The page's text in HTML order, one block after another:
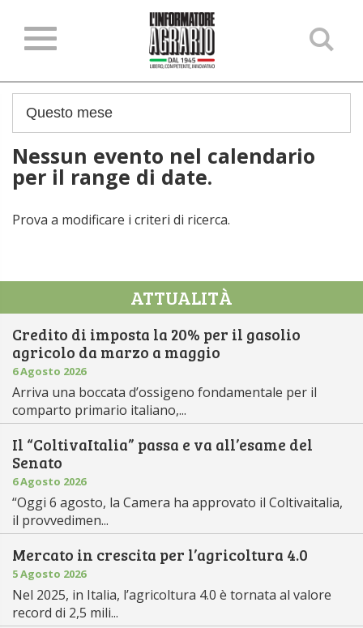
Nessun evento nel calendario
per il range di date.
Prova a modificare i criteri di ricerca.
ATTUALITÀ
Credito di imposta la 20% per il gasolio
agricolo da marzo a maggio
6 Agosto 2026
Arriva una boccata d’ossigeno fondamentale per il
comparto primario italiano,...
Il “ColtivaItalia” passa e va all’esame del
Senato
6 Agosto 2026
“Oggi 6 agosto, la Camera ha approvato il Coltivaitalia,
il provvedimen...
Mercato in crescita per l’agricoltura 4.0
5 Agosto 2026
Nel 2025, in Italia, l’agricoltura 4.0 è tornata al valore
record di 2,5 mili...